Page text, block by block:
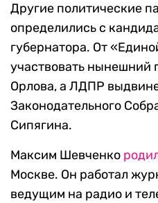
Другие политические
определились с
губернатора. От
участвовать нынешний
Орлова, а ЛДПР
Законодательного
Сипягина.
Максим Шевченко
Москве. Он работал
ведущим на радио и